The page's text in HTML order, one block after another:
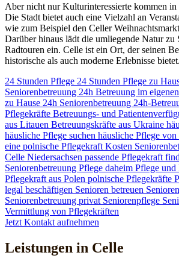
Aber nicht nur Kulturinteressierte kommen
Die Stadt bietet auch eine Vielzahl an
wie zum Beispiel den Celler
Darüber hinaus lädt die umliegende Natur zu
Radtouren ein. Celle ist ein Ort, der seinen
historische als auch moderne Erlebnisse bietet.
24 Stunden Pflege 24 Stunden Pflege zu
Seniorenbetreuung 24h Betreuung im
zu Hause 24h Seniorenbetreuung 24h-
Pflegekräfte Betreuungs- und
aus Litauen Betreuungskräfte aus Ukraine
häusliche Pflege suchen häusliche Pflege von
eine polnische Pflegekraft Kosten
Celle Niedersachsen passende Pflegekraft
Seniorenbetreuung Pflege daheim Pflege und
Pflegekraft aus Polen polnische Pflegekräfte
legal beschäftigen Senioren betreuen
Seniorenbetreuung privat Seniorenpflege
Vermittlung von Pflegekräften
Jetzt Kontakt aufnehmen
Leistungen in Celle